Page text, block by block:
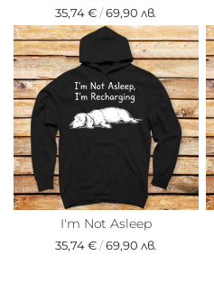
35,74 €/69,90 лв.
I'm Not Asleep
35,74 €/69,90 лв.